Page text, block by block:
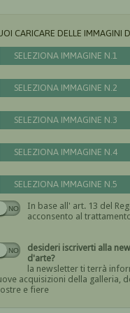
CARICARE DELLE IMMAGINI
SELEZIONA IMMAGINE N.1
SELEZIONA IMMAGINE N.2
SELEZIONA IMMAGINE N.3
SELEZIONA IMMAGINE N.4
SELEZIONA IMMAGINE N.5
In base all' art. 13 del
acconsento al
desideri iscriverti alla newsletter di
d'arte?
la newsletter ti terrà
acquisizioni della galleria,
e fiere